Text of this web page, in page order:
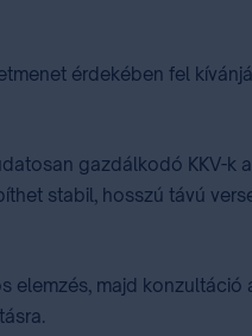
érdekében fel
gazdálkodó KKV-
stabil, hosszú távú
elemzés, majd